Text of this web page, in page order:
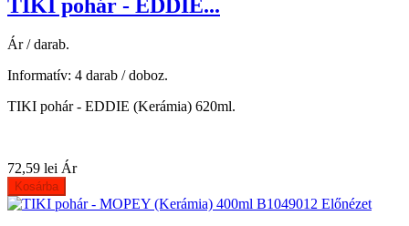
TIKI pohár - EDDIE...
Ár / darab.
Informatív: 4 darab / doboz.
TIKI pohár - EDDIE (Kerámia) 620ml.
72,59 lei Ár
Kosárba
Előnézet